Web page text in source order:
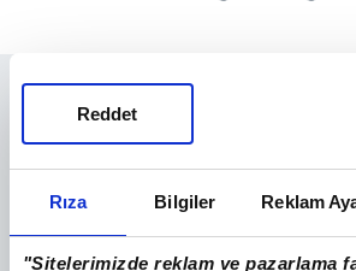
Rıza Bilgiler Reklam
"Sitelerimizde reklam ve pazarlama
Reddet